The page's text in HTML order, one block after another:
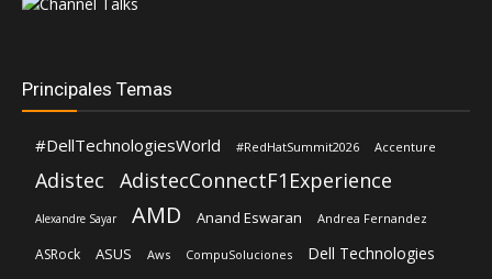
Principales Temas
#DellTechnologiesWorld #RedHatSummit2026 Accenture
Adistec AdistecConnectF1Experience
Alexandre Sayar AMD Anand Eswaran Andrea Fernandez
ASRock ASUS Aws CompuSoluciones Dell Technologies